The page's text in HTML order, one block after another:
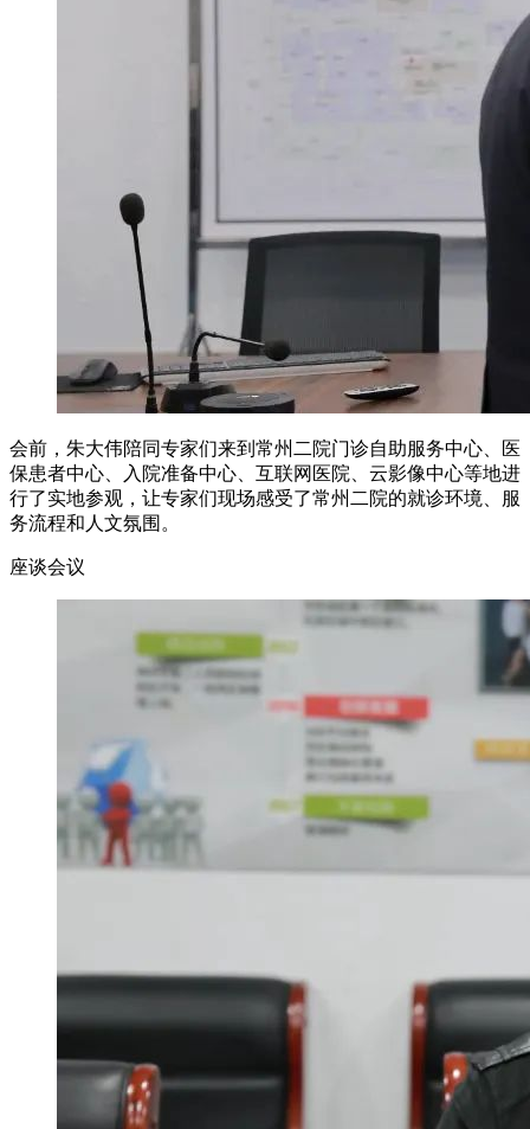
会前，朱大伟陪同专家们来到常州二院门诊自助服务中心、医
保患者中心、入院准备中心、互联网医院、云影像中心等地进
行了实地参观，让专家们现场感受了常州二院的就诊环境、服
务流程和人文氛围。
座谈会议